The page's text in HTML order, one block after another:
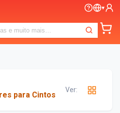
▾
para Cintos
Ver: